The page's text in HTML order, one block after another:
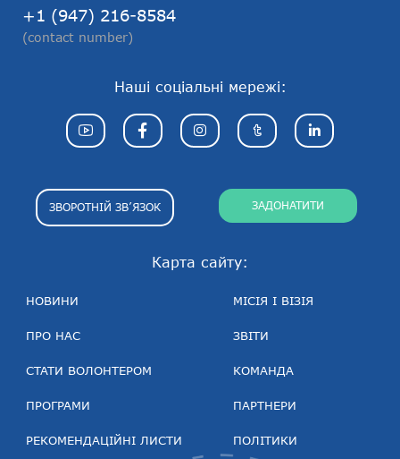
+1 (947) 216-8584
(contact number)
Карта сайту:
НОВИНИ
ПРО НАС
СТАТИ ВОЛОНТЕРОМ
ПРОГРАМИ
РЕКОМЕНДАЦІЙНІ ЛИСТИ
МІСІЯ І ВІЗІЯ
ЗВІТИ
КОМАНДА
ПАРТНЕРИ
ПОЛІТИКИ
Наші соціальні мережі:
ЗВОРОТНІЙ ЗВ’ЯЗОК ЗАДОНАТИТИ